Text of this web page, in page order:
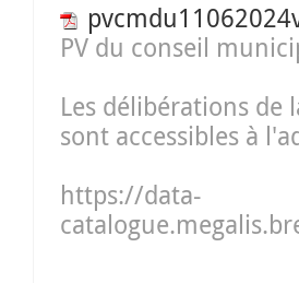
PV du conseil
Les délibérations de
sont accessibles à
https://data-